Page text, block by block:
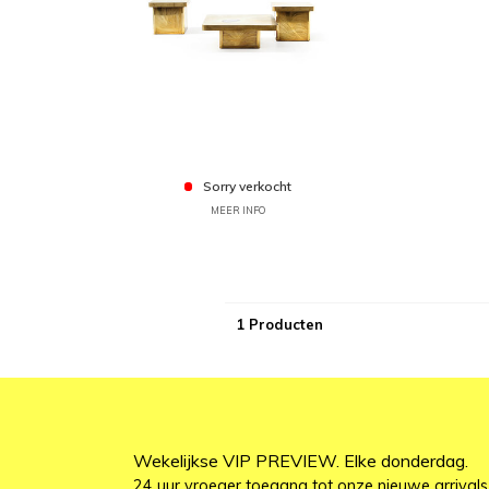
Sorry verkocht
MEER INFO
1 Producten
Wekelijkse VIP PREVIEW. Elke donderdag.